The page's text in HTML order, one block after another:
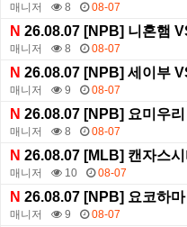
매니저 8 08-07
N 26.08.07 [NPB] 니혼햄
매니저 8 08-07
N 26.08.07 [NPB] 세이부
매니저 9 08-07
N 26.08.07 [NPB] 요미우
매니저 8 08-07
N 26.08.07 [MLB] 캔자스
매니저 10 08-07
N 26.08.07 [NPB] 요코하
매니저 9 08-07